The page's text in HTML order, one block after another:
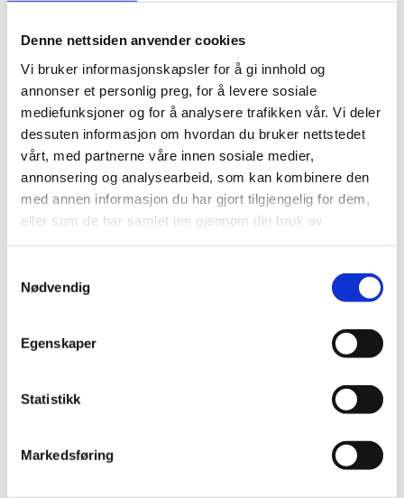
Denne nettsiden anvender cookies
Vi bruker informasjonskapsler for å gi innhold og
annonser et personlig preg, for å levere sosiale
mediefunksjoner og for å analysere trafikken vår. Vi deler
dessuten informasjon om hvordan du bruker nettstedet
vårt, med partnerne våre innen sosiale medier,
annonsering og analysearbeid, som kan kombinere den
med annen informasjon du har gjort tilgjengelig for dem,
eller som de har samlet inn gjennom din bruk av
Nødvendig
Egenskaper
Statistikk
Markedsføring
Når vi kommer opp til toppen av Halde nyter vi
bygningene hvor vi inntar en lett lunsj og varm drikke.
oppe på 1899-1920 tallet.
Turen en vei er på 3,7 mil, totalt er det 7.4 mil. På
denne turen er det ikke bare målet som er opplevelse,
men hele veien til målet. Du vil oppleve spektakulær
natur og vakre fjell før du når toppen hvor du blir